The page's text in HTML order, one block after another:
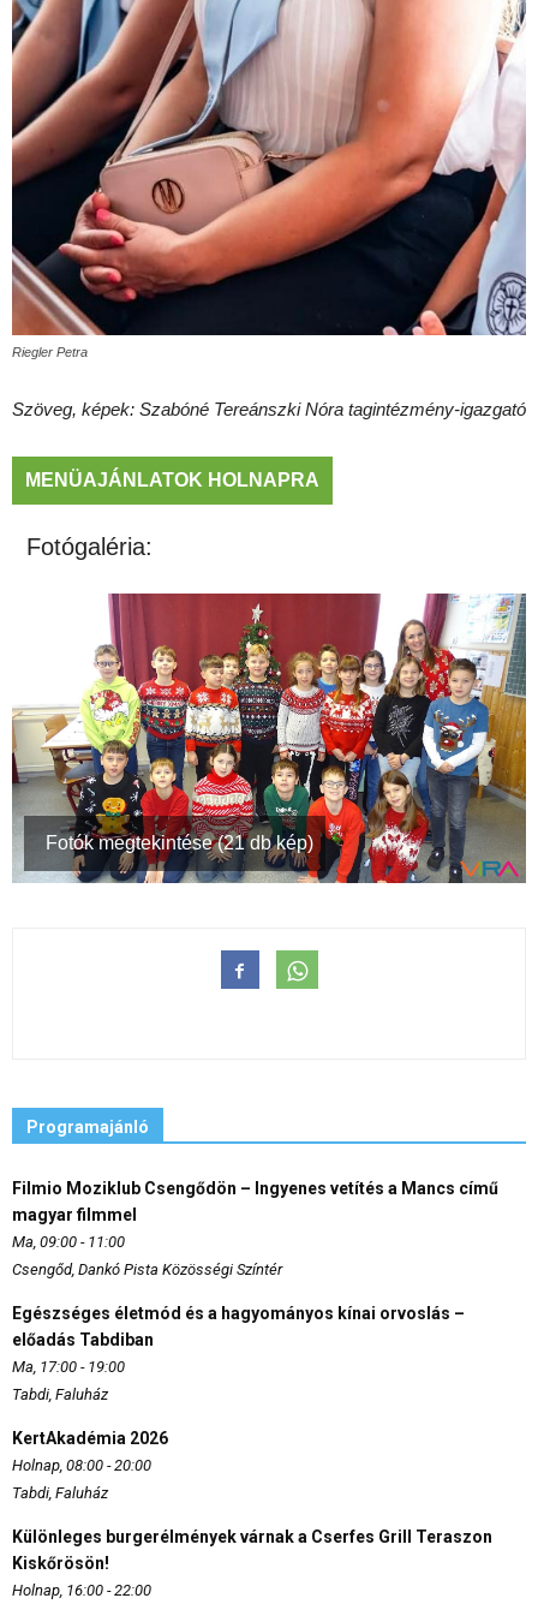
Riegler Petra
Szöveg, képek: Szabóné Tereánszki Nóra tagintézmény-igazgató
MENÜAJÁNLATOK HOLNAPRA
Fotógaléria:
Fotók megtekintése (21 db kép)
Programajánló
Filmio Moziklub Csengődön – Ingyenes vetítés a Mancs című
magyar filmmel
Ma, 09:00 - 11:00
Csengőd, Dankó Pista Közösségi Színtér
Egészséges életmód és a hagyományos kínai orvoslás –
előadás Tabdiban
Ma, 17:00 - 19:00
Tabdi, Faluház
KertAkadémia 2026
Holnap, 08:00 - 20:00
Tabdi, Faluház
Különleges burgerélmények várnak a Cserfes Grill Teraszon
Kiskőrösön!
Holnap, 16:00 - 22:00